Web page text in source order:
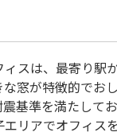
ィスは、最寄り駅
窓が特徴的でお
基準を満たして
リアでオフィス